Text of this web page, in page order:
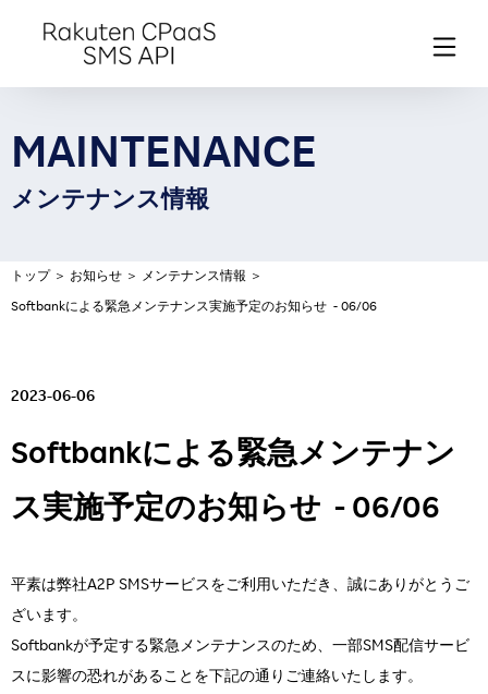
MAINTENANCE
メンテナンス情報
トップ ＞ お知らせ ＞ メンテナンス情報 ＞
Softbankによる緊急メンテナンス実施予定のお知らせ - 06/06
2023-06-06
Softbankによる緊急メンテナン
ス実施予定のお知らせ - 06/06
平素は弊社A2P SMSサービスをご利用いただき、誠にありがとうご
ざいます。
Softbankが予定する緊急メンテナンスのため、一部SMS配信サービ
スに影響の恐れがあることを下記の通りご連絡いたします。